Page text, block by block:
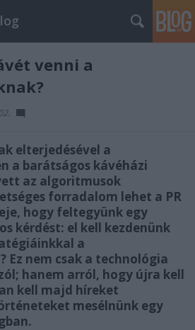
venni a
elterjedésével a
a barátságos kávéházi
az algoritmusok
forradalom lehet a PR
hogy feltegyünk egy
kérdést: el kell kezdenünk
a
Ez nem csak a technológia
hanem arról, hogy újra kell
kell majd híreket
mesélnünk egy